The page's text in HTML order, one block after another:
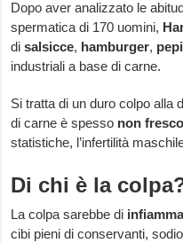
Dopo aver analizzato le
spermatica di 170 uomini,
disalsicce, hamburger,
industriali a base di carne.
Si tratta di un duro colpo alla
di carne è spesso non fresco
statistiche, l’infertilità
Di chi è la
La colpa sarebbe di
cibi pieni di conservanti,